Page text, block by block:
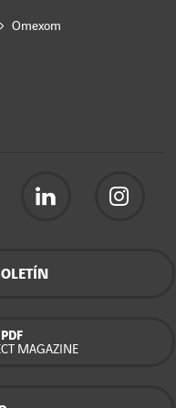
Omexom
MAGAZINE